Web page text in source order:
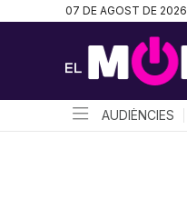
07 DE AGOST DE 2026
AUDIÈNCIES